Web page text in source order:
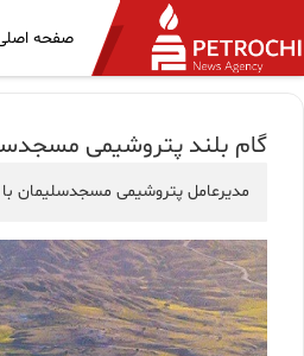
صفحه
گام بلند پتروشیمی مسجدسلیمان در جهت تحقق جهش
مديرعامل پتروشیمی مسجدسلیمان با